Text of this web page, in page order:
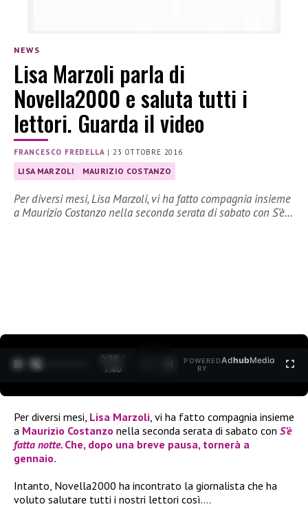
NEWS
Lisa Marzoli parla di
Novella2000 e saluta tutti i
lettori. Guarda il video
FRANCESCO FREDELLA | 23 OTTOBRE 2016
LISA MARZOLI MAURIZIO COSTANZO
Per diversi mesi, Lisa Marzoli, vi ha fatto compagnia insieme
a Maurizio Costanzo nella seconda serata di sabato con S’è…
0:29 /
1:40
POWERED
BY
AdhubMedia
Per diversi mesi, Lisa Marzoli , vi ha fatto compagnia insieme
a Maurizio Costanzo nella seconda serata di sabato con S’è
fatta notte. Che, dopo una breve pausa, tornerà a
gennaio.
Intanto, Novella2000 ha incontrato la giornalista che ha
voluto salutare tutti i nostri lettori così….